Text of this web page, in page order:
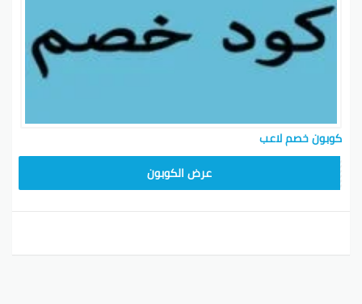
كوبون خصم لاعب
عرض الكوبون